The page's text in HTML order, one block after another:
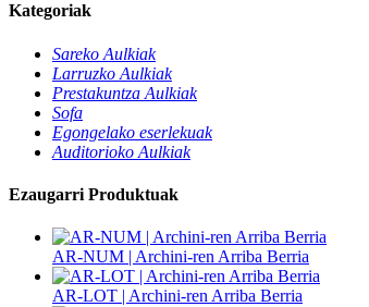
Kategoriak
Sareko Aulkiak
Larruzko Aulkiak
Prestakuntza Aulkiak
Sofa
Egongelako eserlekuak
Auditorioko Aulkiak
Ezaugarri Produktuak
AR-NUM | Archini-ren Arriba Berria
AR-LOT | Archini-ren Arriba Berria